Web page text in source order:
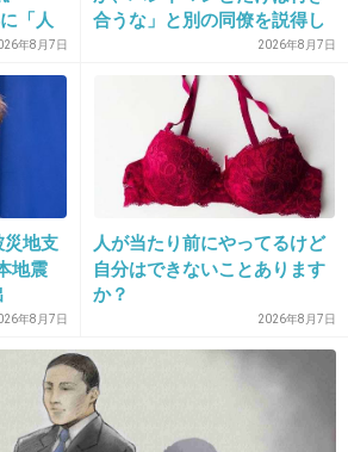
+16
ったけどなぁ
い非常で
持ちになったけど…
たんだろ？
「人
TERU
分から
年8月7日
合うな」と別の同僚を説得し
ており、そこにフランス人と
イタリア人も参戦した結果こ
2026年8月7日
災地支
地震
て良
祉活
年8月7日
人が当たり前にやってるけど
自分はできないことあります
か？
2026年8月7日